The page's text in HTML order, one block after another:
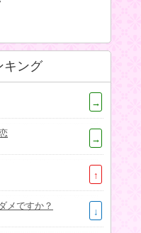
キング
→
→
↑
メですか？
↓